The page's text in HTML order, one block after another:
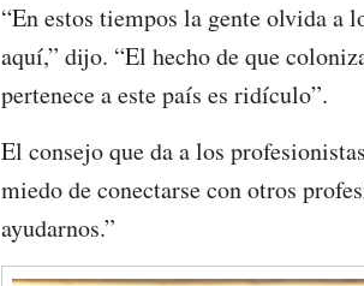
“En estos tiempos la gente olvida a
aquí,” dijo. “El hecho de que
pertenece a este país es ridículo”.
El consejo que da a los
miedo de conectarse con otros
ayudarnos.”